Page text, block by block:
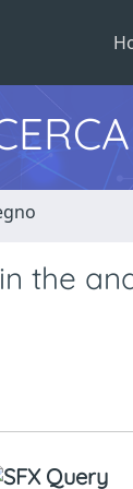
the